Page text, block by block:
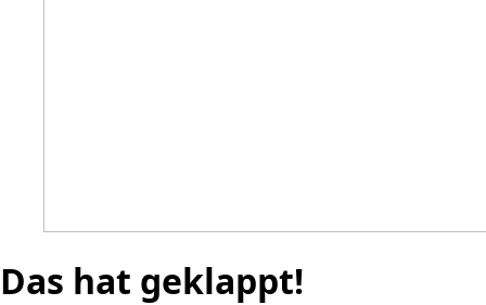
Das hat geklappt!